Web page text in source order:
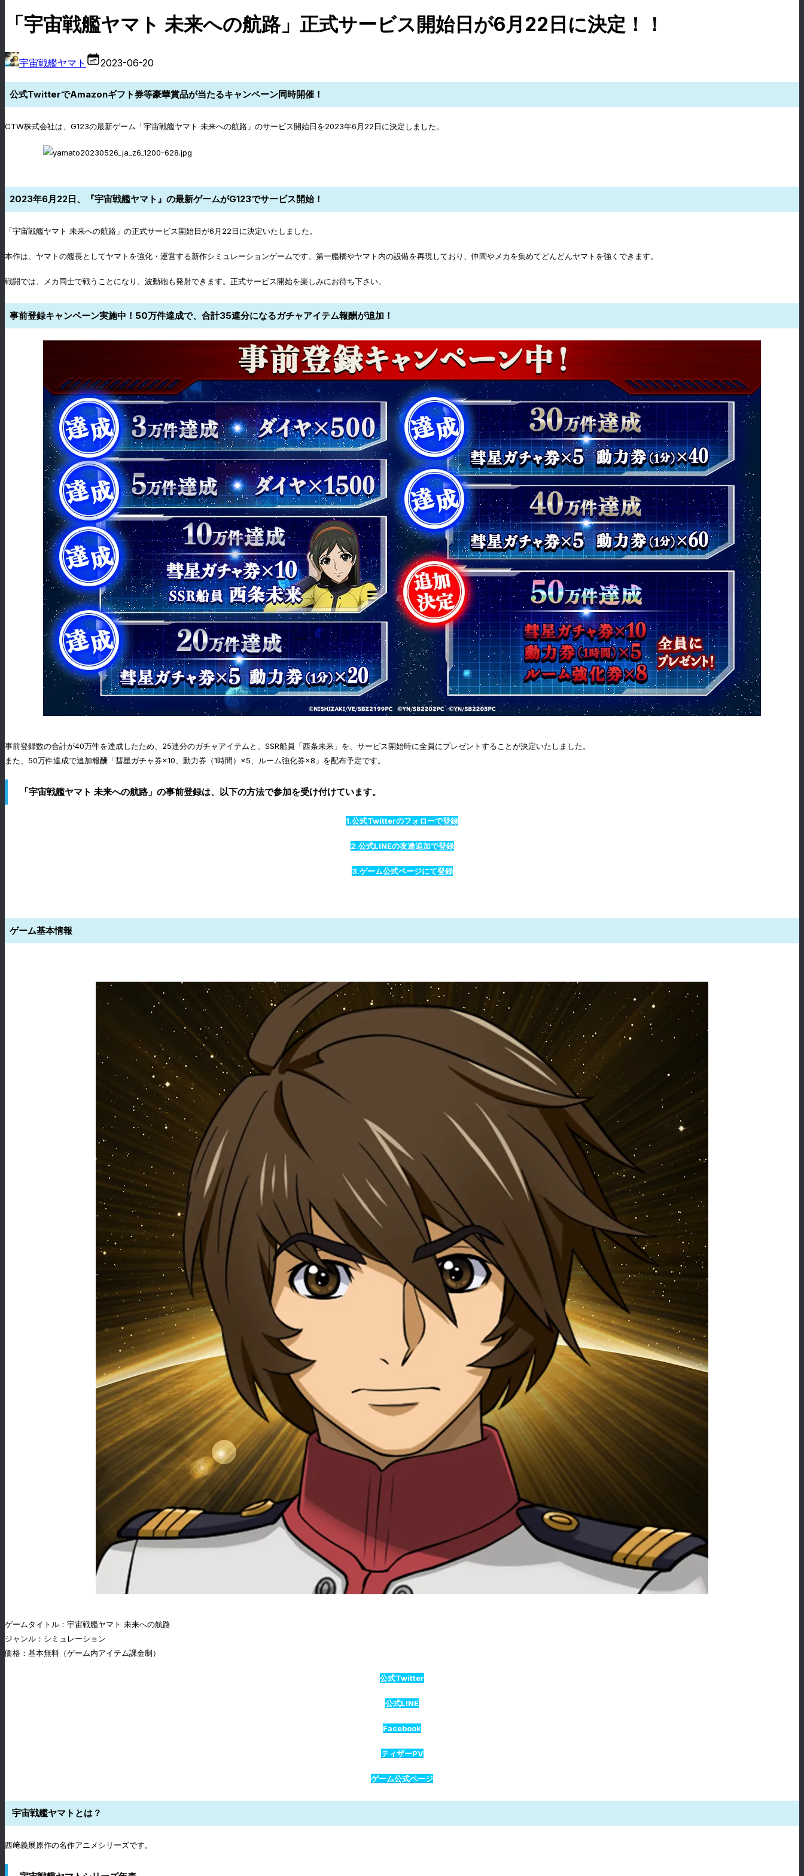
「宇宙戦艦ヤマト 未来への航路」正式サービス開始日が6月22日に決定！！
宇宙戦艦ヤマト 2023-06-20
公式TwitterでAmazonギフト券等豪華賞品が当たるキャンペーン同時開催！
CTW株式会社は、G123の最新ゲーム「宇宙戦艦ヤマト 未来への航路」のサービス開始日を2023年6月22日に決定しました。
2023年6月22日、『宇宙戦艦ヤマト』の最新ゲームがG123でサービス開始！
「宇宙戦艦ヤマト 未来への航路」の正式サービス開始日が6月22日に決定いたしました。
本作は、ヤマトの艦長としてヤマトを強化・運営する新作シミュレーションゲームです。第一艦橋やヤマト内の設備を再現しており、仲間やメカを集めてどんどんヤマトを強くできます。
戦闘では、メカ同士で戦うことになり、波動砲も発射できます。正式サービス開始を楽しみにお待ち下さい。
事前登録キャンペーン実施中！50万件達成で、合計35連分になるガチャアイテム報酬が追加！
事前登録数の合計が40万件を達成したため、25連分のガチャアイテムと、SSR船員「西条未来」を、サービス開始時に全員にプレゼントすることが決定いたしました。
また、50万件達成で追加報酬「彗星ガチャ券×10、動力券（1時間）×5、ルーム強化券×8」を配布予定です。
「宇宙戦艦ヤマト 未来への航路」の事前登録は、以下の方法で参加を受け付けています。
1.公式Twitterのフォローで登録
2.公式LINEの友達追加で登録
3.ゲーム公式ページにて登録
ゲーム基本情報
ゲームタイトル：宇宙戦艦ヤマト 未来への航路
ジャンル：シミュレーション
価格：基本無料（ゲーム内アイテム課金制）
公式Twitter
公式LINE
Facebook
ティザーPV
ゲーム公式ページ
宇宙戦艦ヤマトとは？
西﨑義展原作の名作アニメシリーズです。